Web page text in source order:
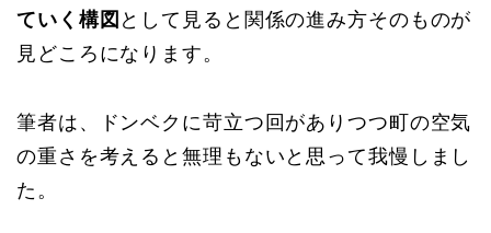
ていく構図 として見ると関係の進み方そのものが
見どころになります。
筆者は、ドンベクに苛立つ回がありつつ町の空気
の重さを考えると無理もないと思って我慢しまし
た。